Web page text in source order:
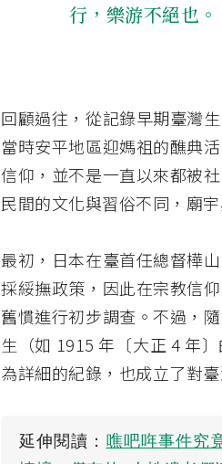
行，樂游不絕也。
回顧過往，從記錄早期臺灣
當時安平地區迎媽祖的醮典
信仰，並不是一直以來都被
民間的文化與習俗不同，廟
最初，日本在臺首任總督樺
採綏撫政策，因此在宗教信
舊慣進行初步調查。不過，
生（如 1915 年〔大正 4 年
為詳細的紀錄，也成立了對
延伸閱讀： 噍吧哖事件究